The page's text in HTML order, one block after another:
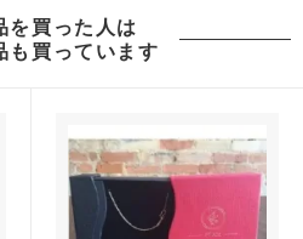
を買った人は
も買っています